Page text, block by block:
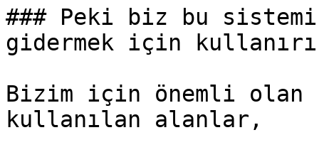
### Peki biz bu
gidermek için
Bizim için önemli olan
kullanılan alanlar,